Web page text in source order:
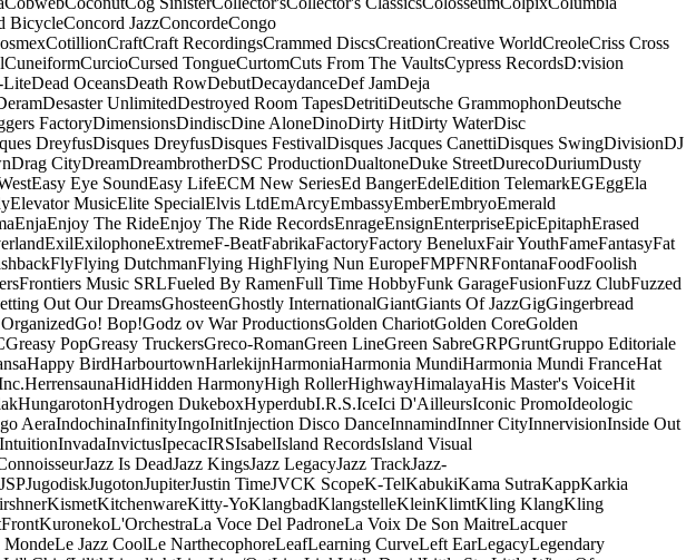
BicycleConcord JazzConcordeCongo
CotillionCraftCraft RecordingsCrammed DiscsCreationCreative WorldCreoleCriss Cross
CuneiformCurcioCursed TongueCurtomCuts From The VaultsCypress RecordsD:vision
LiteDead OceansDeath RowDebutDecaydanceDef JamDeja
Desaster UnlimitedDestroyed Room TapesDetritiDeutsche GrammophonDeutsche
FactoryDimensionsDindiscDine AloneDinoDirty HitDirty WaterDisc
DreyfusDisques DreyfusDisques FestivalDisques Jacques CanettiDisques SwingDivisionDJ
Drag CityDreamDreambrotherDSC ProductionDualtoneDuke StreetDurecoDuriumDusty
Easy Eye SoundEasy LifeECM New SeriesEd BangerEdelEdition TelemarkEGEggEla
Elevator MusicElite SpecialElvis LtdEmArcyEmbassyEmberEmbryoEmerald
EnjaEnjoy The RideEnjoy The Ride RecordsEnrageEnsignEnterpriseEpicEpitaphErased
ExilExilophoneExtremeF-BeatFabrikaFactoryFactory BeneluxFair YouthFameFantasyFat
FlyFlying DutchmanFlying HighFlying Nun EuropeFMPFNRFontanaFoodFoolish
Frontiers Music SRLFueled By RamenFull Time HobbyFunk GarageFusionFuzz ClubFuzzed
Out Our DreamsGhosteenGhostly InternationalGiantGiants Of JazzGigGingerbread
Go! Bop!Godz ov War ProductionsGolden ChariotGolden CoreGolden
Greasy PopGreasy TruckersGreco-RomanGreen LineGreen SabreGRPGruntGruppo Editoriale
Happy BirdHarbourtownHarlekijnHarmoniaHarmonia MundiHarmonia Mundi FranceHat
HerrensaunaHidHidden HarmonyHigh RollerHighwayHimalayaHis Master's VoiceHit
HungarotonHydrogen DukeboxHyperdubI.R.S.IceIci D'AilleursIconic PromoIdeologic
AeraIndochinaInfinityIngoInitInjection Disco DanceInnamindInner CityInnervisionInside Out
IntuitionInvadaInvictusIpecacIRSIsabelIsland RecordsIsland Visual
Jazz Is DeadJazz KingsJazz LegacyJazz TrackJazz-
JSPJugodiskJugotonJupiterJustin TimeJVCK ScopeK-TelKabukiKama SutraKappKarkia
KismetKitchenwareKitty-YoKlangbadKlangstelleKleinKlimtKling KlangKling
KuronekoL'OrchestraLa Voce Del PadroneLa Voix De Son MaitreLacquer
MondeLe Jazz CoolLe NarthecophoreLeafLearning CurveLeft EarLegacyLegendary